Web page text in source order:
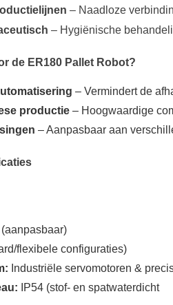
– Naadloze
– Hygiënische
de ER180 Pallet Robot?
– Vermindert de
productie – Hoogwaardige
– Aanpasbaar aan
flexibele configuraties)
Industriële servomotoren &
IP54 (stof- en spatwaterdicht